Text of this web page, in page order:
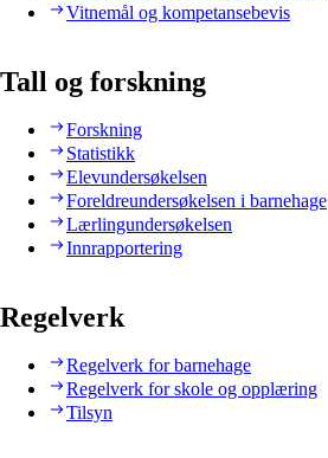
Vitnemål og kompetansebevis
Tall og forskning
Forskning
Statistikk
Elevundersøkelsen
Foreldreundersøkelsen i barnehage
Lærlingundersøkelsen
Innrapportering
Regelverk
Regelverk for barnehage
Regelverk for skole og opplæring
Tilsyn